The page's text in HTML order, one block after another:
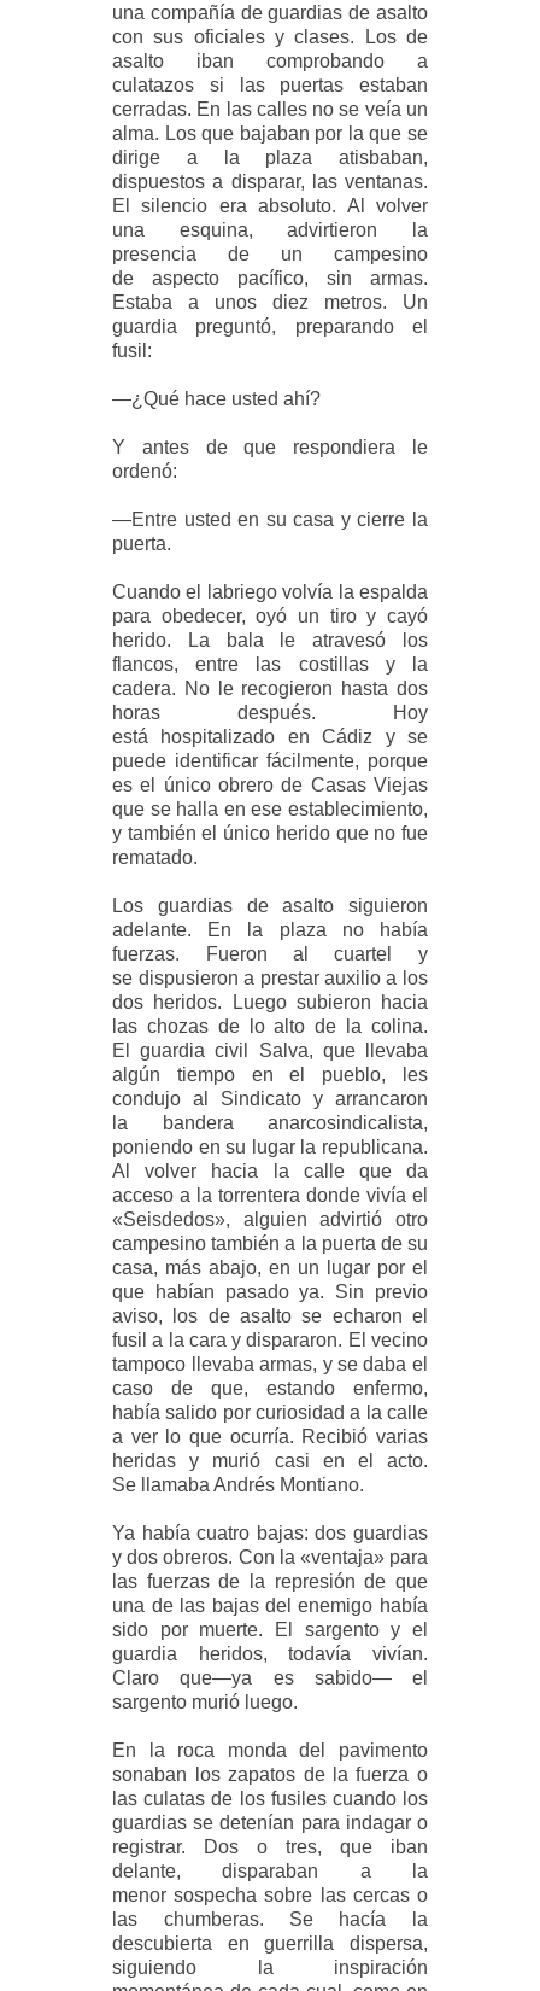
una compañía de guardias de asalto
con sus oficiales y clases. Los de
asalto iban comprobando a
culatazos si las puertas estaban
cerradas. En las calles no se veía un
alma. Los que bajaban por la que se
dirige a la plaza atisbaban,
dispuestos a disparar,
las ventanas.
El silencio era absoluto. Al volver
una esquina, advirtieron la
presencia de un campesino
deaspecto pacífico, sin armas.
Estaba a unos diez metros. Un
guardia preguntó, preparando el
fusil:
—¿Qué hace usted ahí?
Y antes de que respondiera le
ordenó:
—Entre usted en su casa y cierre la
puerta.
Cuando el labriego volvía la espalda
para obedecer, oyó un tiro y cayó
herido. La bala le atravesó
los
flancos, entre las costillas y la
cadera. No le recogieron hasta dos
horas después. Hoy
está hospitalizado en Cádiz y se
puede identificar fácilmente, porque
es el único obrero de Casas Viejas
que se halla en ese establecimiento,
y también el único herido que no fue
rematado.
Los guardias de asalto siguieron
adelante. En la plaza no había
fuerzas. Fueron al cuartel y
se dispusieron a prestar auxilio a los
dos heridos. Luego subieron hacia
las chozas de lo alto de la colina.
Elguardia civil Salva, que llevaba
algún tiempo en el pueblo, les
condujo al Sindicato y arrancaron
la
bandera anarcosindicalista,
poniendo en su lugar la republicana.
Al volver hacia la calle que da
acceso a la torrentera donde vivía el
«Seisdedos», alguien advirtió otro
campesino también a la puerta de su
casa, más abajo, en un lugar por el
que habían pasado ya. Sin previo
aviso, los de asalto se echaron el
fusil a la cara y dispararon. El vecino
tampoco llevaba armas, y se daba el
caso de que, estando enfermo,
habíasalido por curiosidad a la calle
a ver lo que ocurría. Recibió varias
heridas y murió casi en el acto.
Se
llamaba Andrés Montiano.
Ya había cuatro bajas: dos guardias
y dos obreros. Con la «ventaja» para
las fuerzas de la represiónde que
una de las bajas del enemigo había
sido por muerte. El sargento y el
guardia heridos, todavía vivían.
Claro que—ya es sabido— el
sargento murió luego.
En la roca monda del pavimento
sonaban los zapatos de la fuerza o
las culatas de los fusiles cuando los
guardias se detenían para indagar o
registrar. Dos o tres, que iban
delante, disparaban a la
menorsospecha sobre las cercas o
las chumberas. Se hacía la
descubierta en guerrilla dispersa,
siguiendo la inspiración